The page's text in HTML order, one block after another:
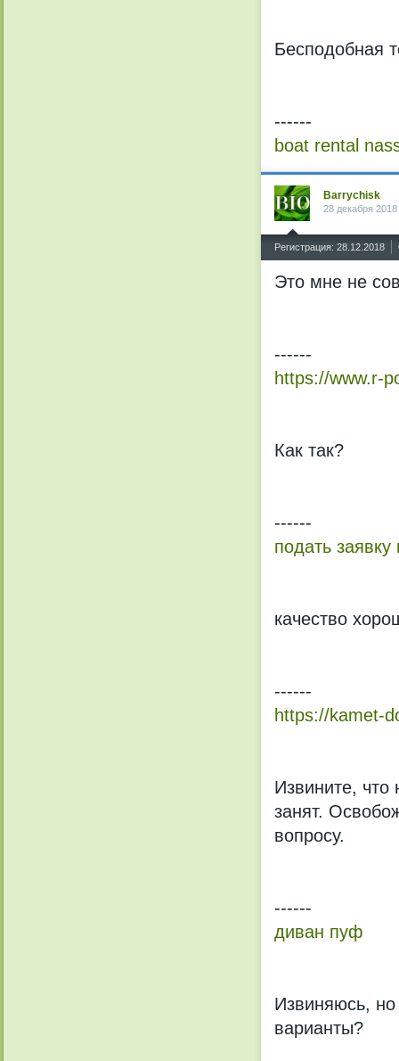
Бесподобная
------
boat rental
Barrychisk
28 декабря
Регистрация: 28.12.2018
Это мне не
------
https://www.r-
Как так?
------
подать
качество
------
https://kamet-
Извините, что
занят.
вопросу.
------
диван пуф
Извиняюсь,
варианты?